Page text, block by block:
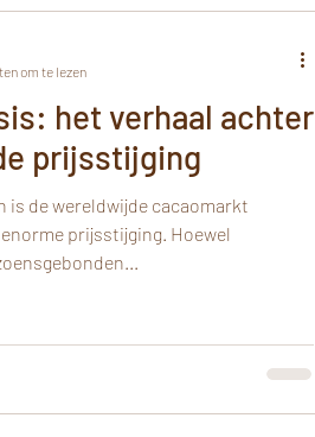
het verhaal achter
prijsstijging
is de wereldwijde cacaomarkt
prijsstijging. Hoewel
om te lezen